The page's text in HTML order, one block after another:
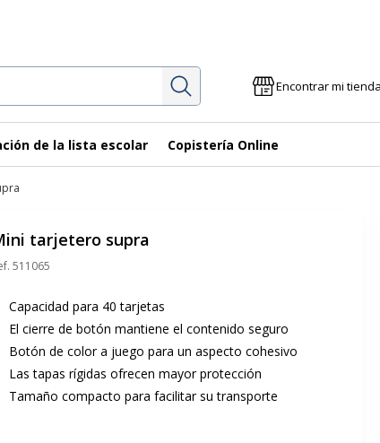
InvestigaciónEncontrar mi tienda
de la lista escolar Copistería Online
tarjetero supra
511065
Capacidad para 40 tarjetas
El cierre de botón mantiene el contenido seguro
Botón de color a juego para un aspecto cohesivo
Las tapas rígidas ofrecen mayor protección
Tamaño compacto para facilitar su transporte